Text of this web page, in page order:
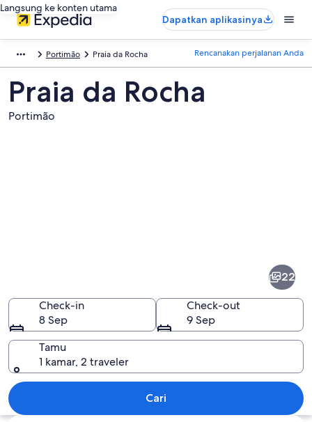
Langsung ke konten utama
Dapatkan aplikasinya
Portimão Praia da Rocha Rencanakan perjalanan Anda
Praia da Rocha
Portimão
Rocha
22
Check-in
8 Sep
Check-out
9 Sep
Tamu
1 kamar, 2 traveler
Cari